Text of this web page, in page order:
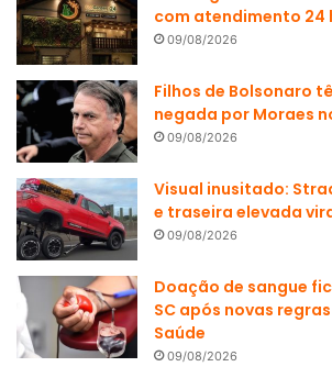
com atendimento 24
09/08/2026
Filhos de Bolsonaro
negada por Moraes
09/08/2026
Visual inusitado:
e traseira elevada
09/08/2026
Doação de sangue
SC após novas
Saúde
09/08/2026